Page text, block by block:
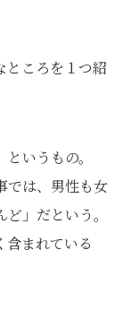
ところを１つ紹
いうもの。
では、男性も女
」だという。
含まれている